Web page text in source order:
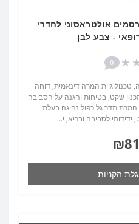
אולטראסוני לחדרי
- צבע לבן
0
טכנולוגיית המרה דינאמית, דוחה
שקט, בטיחות והגנה על הסביבה
של 360 מעלות, המרת תדר גל כפול נהיגה בעלת
לסביבה ובריא, י..
הקניות